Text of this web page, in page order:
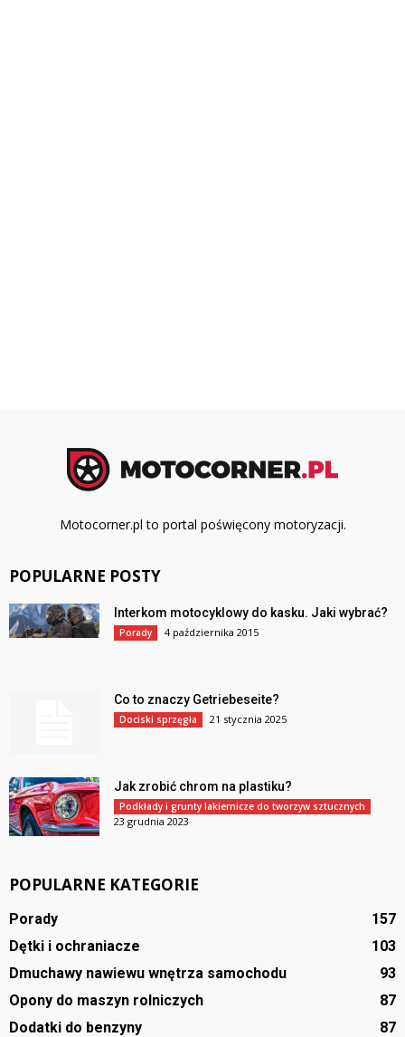
Motocorner.pl to portal poświęcony motoryzacji.
POPULARNE POSTY
Interkom motocyklowy do kasku. Jaki wybrać?
Porady 4 października 2015
Co to znaczy Getriebeseite?
Dociski sprzęgła 21 stycznia 2025
Jak zrobić chrom na plastiku?
Podkłady i grunty lakiernicze do tworzyw sztucznych
23 grudnia 2023
POPULARNE KATEGORIE
Porady
157
Dętki i ochraniacze
103
Dmuchawy nawiewu wnętrza samochodu
93
Opony do maszyn rolniczych
87
Dodatki do benzyny
87